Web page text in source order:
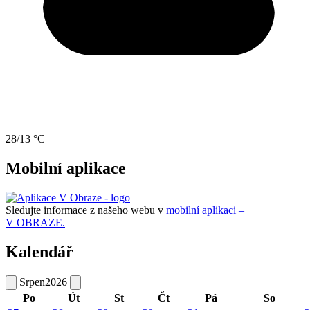
28/13 °C
Mobilní aplikace
Sledujte informace z našeho webu v mobilní aplikaci –
V OBRAZE.
Kalendář
Srpen2026
Po
Út St Čt Pá
So